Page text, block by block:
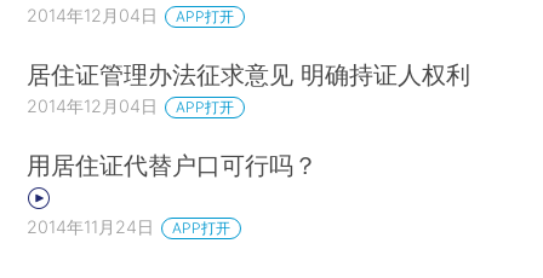
2014年12月04日 APP打开
居住证管理办法征求意见 明确持证人权利
2014年12月04日 APP打开
用居住证代替户口可行吗？
2014年11月24日 APP打开